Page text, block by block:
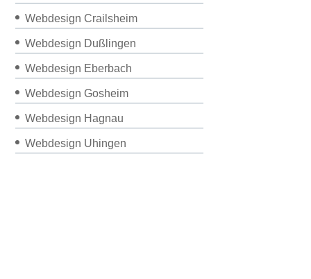
Webdesign Crailsheim
Webdesign Dußlingen
Webdesign Eberbach
Webdesign Gosheim
Webdesign Hagnau
Webdesign Uhingen